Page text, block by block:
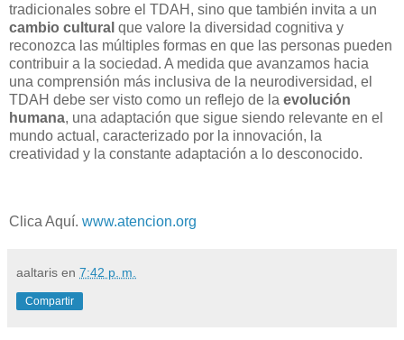
tradicionales sobre el TDAH, sino que también invita a un
cambio cultural que valore la diversidad cognitiva y
reconozca las múltiples formas en que las personas pueden
contribuir a la sociedad. A medida que avanzamos hacia
una comprensión más inclusiva de la neurodiversidad, el
TDAH debe ser visto como un reflejo de la evolución
humana, una adaptación que sigue siendo relevante en el
mundo actual, caracterizado por la innovación, la
creatividad y la constante adaptación a lo desconocido.
Clica Aquí. www.atencion.org
aaltaris en 7:42 p. m.
Compartir